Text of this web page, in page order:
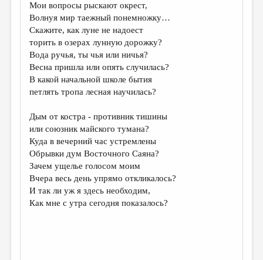
СТРАНИЦЫ ПАМЯТИ
ОБЪЯВЛЕНИЯ
КОЛОНКА РЕДАКТОРА
РЕДКОЛЛЕГИЯ
МАЛАЯ ПРОЗА
ЭССЕИСТИКА
ЛИТЕРАТУРОВЕДЕНИЕ
КУЛЬТУРОВЕДЕНИЕ
ПУБЛИЦИСТИКА
Мои вопросы рыскают окрест,
Волнуя мир таежный понемножку…
Скажите, как луне не надоест
торить в озерах лунную дорожку?
Вода ручья, ты чья или ничья?
Весна пришла или опять случилась?
В какой начальной школе бытия
петлять тропа лесная научилась?
Дым от костра - противник тишины
или союзник майского тумана?
Куда в вечерний час устремлены
Обрывки дум Восточного Саяна?
Зачем ущелье голосом моим
Вчера весь день упрямо откликалось?
И так ли уж я здесь необходим,
Как мне с утра сегодня показалось?